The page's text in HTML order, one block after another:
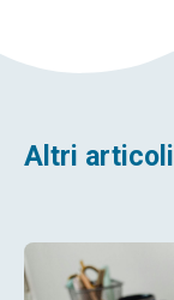
Altri articoli